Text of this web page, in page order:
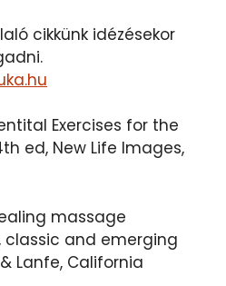
cikkünk idézésekor
Exercises for the
ed, New Life Images,
massage
classic and emerging
Lanfe, California